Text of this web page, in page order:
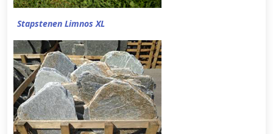
Stapstenen Limnos XL